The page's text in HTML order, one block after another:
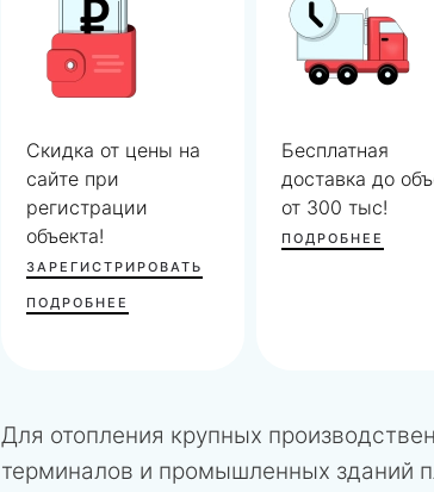
Скидка от цены на
сайте при
регистрации
объекта!
ЗАРЕГИСТРИРОВАТЬ
ПОДРОБНЕЕ
Бесплатная
доставка до
от 300 тыс!
ПОДРОБНЕЕ
Для отопления крупных
терминалов и промышленных зданий